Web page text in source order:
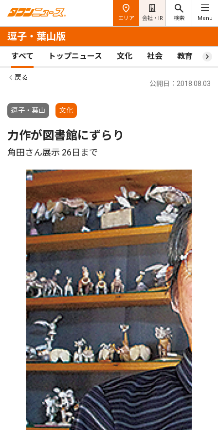
エリア 会社・IR 検索 Menu
逗子・葉山版
すべて トップニュース 文化 社会 教育 ス
戻る
逗子・葉山 文化
公開日：2018.08.03
力作が図書館にずらり
角田さん展示 26日まで